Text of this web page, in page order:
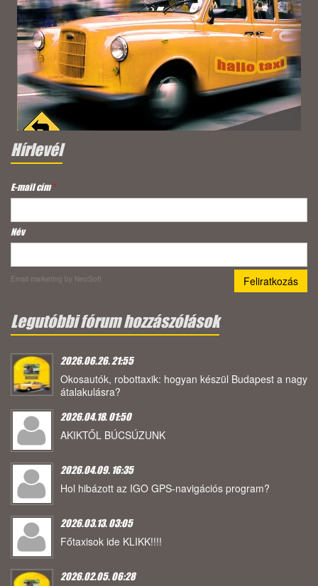
Hírlevél
E-mail cím*
Név
Email marketing by NeoSoft
Legutóbbi fórum hozzászólások
2026.06.26. 21:55
Okosautók, robottaxik: hogyan készül Budapest a nagy
átalakulásra?
2026.04.18. 01:50
AKIKTŐL BÚCSÚZUNK
2026.04.09. 16:35
Hol hibázott az IGO GPS-navigációs program?
2026.03.13. 03:05
Főtaxisok ide KLIKK!!!!
2026.02.05. 06:28